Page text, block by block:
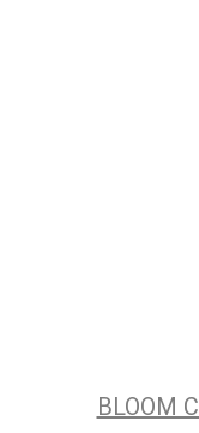
BLOOM